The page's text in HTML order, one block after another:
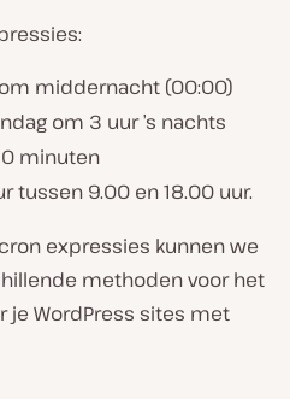
om middernacht (00:00)
om 3 uur ’s nachts
minuten
tussen 9.00 en 18.00 uur.
expressies kunnen we
methoden voor het
je WordPress sites met